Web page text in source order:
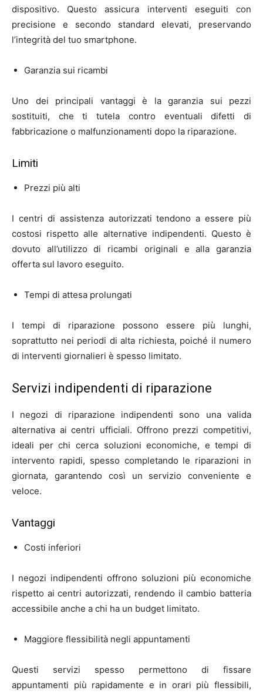
dispositivo. Questo assicura interventi eseguiti con
precisione e secondo standard elevati, preservando
l’integrità del tuo smartphone.
Garanzia sui ricambi
Uno dei principali vantaggi è la garanzia sui pezzi
sostituiti, che ti tutela contro eventuali difetti di
fabbricazione o malfunzionamenti dopo la riparazione.
Limiti
Prezzi più alti
I centri di assistenza autorizzati tendono a essere più
costosi rispetto alle alternative indipendenti. Questo è
dovuto all’utilizzo di ricambi originali e alla garanzia
offerta sul lavoro eseguito.
Tempi di attesa prolungati
I tempi di riparazione possono essere più lunghi,
soprattutto nei periodi di alta richiesta, poiché il numero
di interventi giornalieri è spesso limitato.
Servizi indipendenti di riparazione
I negozi di riparazione indipendenti sono una valida
alternativa ai centri ufficiali. Offrono prezzi competitivi,
ideali per chi cerca soluzioni economiche, e tempi di
intervento rapidi, spesso completando le riparazioni in
giornata, garantendo così un servizio conveniente e
veloce.
Vantaggi
Costi inferiori
I negozi indipendenti offrono soluzioni più economiche
rispetto ai centri autorizzati, rendendo il cambio batteria
accessibile anche a chi ha un budget limitato.
Maggiore flessibilità negli appuntamenti
Questi servizi spesso permettono di fissare
appuntamenti più rapidamente e in orari più flessibili,